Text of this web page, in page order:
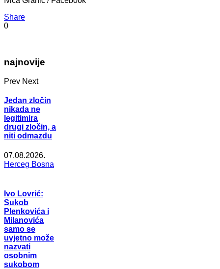
Share
0
najnovije
Prev Next
Jedan zločin
nikada ne
legitimira
drugi zločin, a
niti odmazdu
07.08.2026.
Herceg Bosna
Ivo Lovrić:
Sukob
Plenkovića i
Milanovića
samo se
uvjetno može
nazvati
osobnim
sukobom